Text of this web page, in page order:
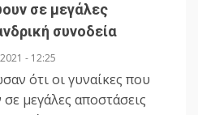
σε μεγάλες
συνοδεία
- 12:25
ότι οι γυναίκες που
μεγάλες αποστάσεις